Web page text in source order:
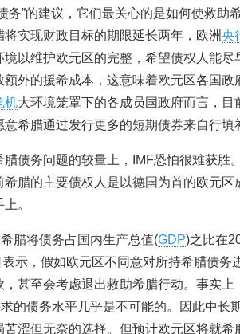
务”的建议，它们最关心的是如何使救助
实现财政目标的期限延长两年，欧洲央
境以维护欧元区的完整，希望债权人能尽
额外的援希成本，这意味着欧元区各国
机大环境笼罩下的各成员国政府而言，目
希腊通过发行更多的短期债券来自行填
债务问题的较量上，IMF恐怕很难获胜
腊的主要债权人是以德国为首的欧元区
。
腊将债务占国内生产总值(GDP)之比在
示，假如欧元区不同意对所持希腊债务
甚至会考虑退出救助希腊行动。事实上
的债务水平几乎是不可能的。因此中长
涩但无奈的选择。但预计欧元区将就希